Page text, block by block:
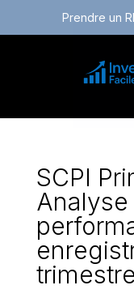
Prendre un
SCPI